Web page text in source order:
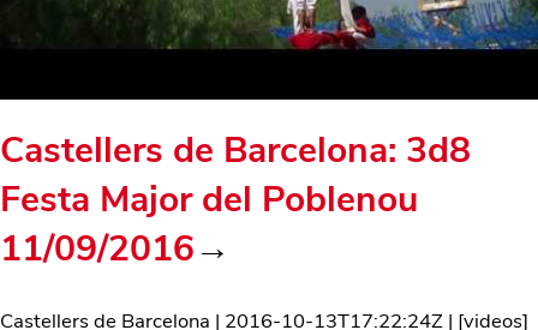
Castellers de Barcelona: 3d8
Festa Major del Poblenou
11/09/2016→
Castellers de Barcelona | 2016-10-13T17:22:24Z | [videos]